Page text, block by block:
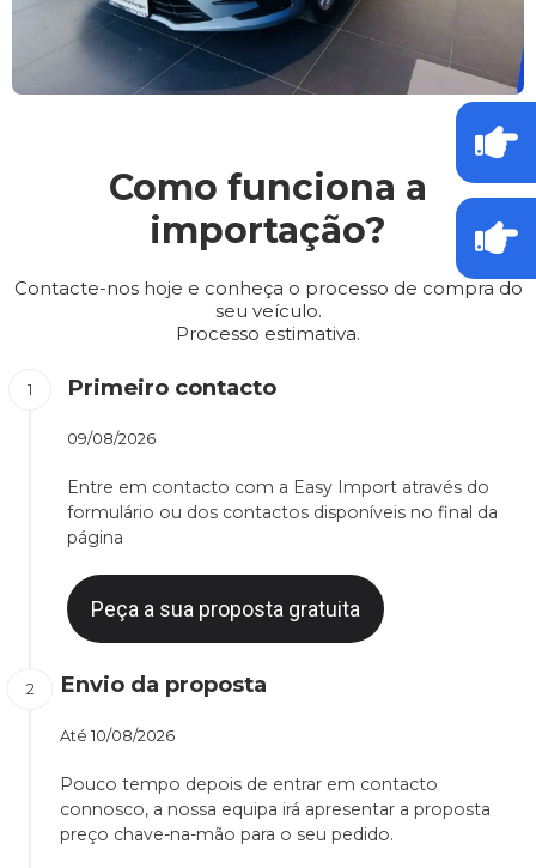
Como funciona a
importação?
Contacte-nos hoje e conheça o processo de compra do
seu veículo.
Processo estimativa.
Primeiro contacto
09/08/2026
Entre em contacto com a Easy Import através do
formulário ou dos contactos disponíveis no final da
página
Peça a sua proposta gratuita
Envio da proposta
Até 10/08/2026
Pouco tempo depois de entrar em contacto
connosco, a nossa equipa irá apresentar a proposta
preço chave-na-mão para o seu pedido.